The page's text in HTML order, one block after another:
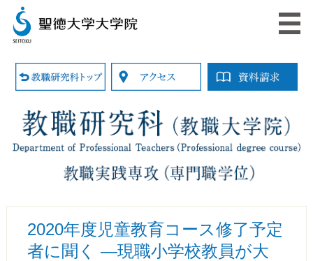
2020年度児童教育コース修了予定
者に聞く ―現職小学校教員が大